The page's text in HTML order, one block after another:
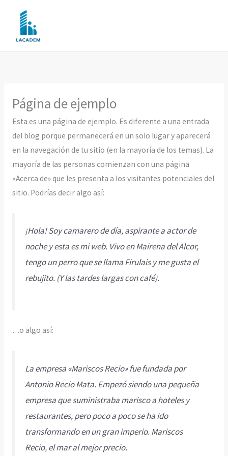
contenido
Página de ejemplo
Esta es una página de ejemplo. Es diferente a una entrada
del blog porque permanecerá en un solo lugar y aparecerá
en la navegación de tu sitio (en la mayoría de los temas). La
mayoría de las personas comienzan con una página
«Acerca de» que les presenta a los visitantes potenciales del
sitio. Podrías decir algo así:
¡Hola! Soy camarero de día, aspirante a actor de
noche y esta es mi web. Vivo en Mairena del Alcor,
tengo un perro que se llama Firulais y me gusta el
rebujito. (Y las tardes largas con café).
…o algo así:
La empresa «Mariscos Recio» fue fundada por
Antonio Recio Mata. Empezó siendo una pequeña
empresa que suministraba marisco a hoteles y
restaurantes, pero poco a poco se ha ido
transformando en un gran imperio. Mariscos
Recio, el mar al mejor precio.